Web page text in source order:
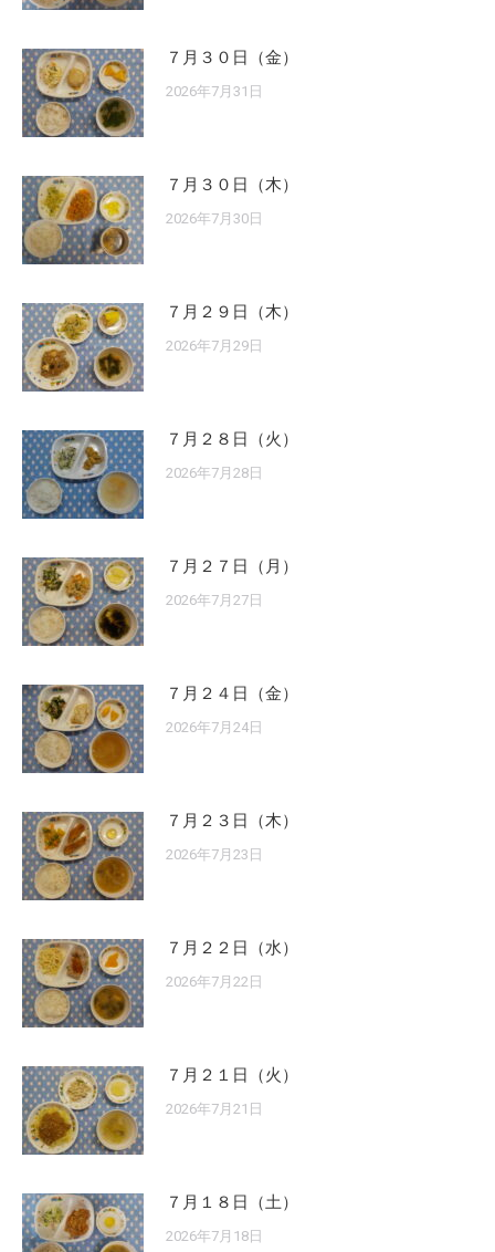
７月３０日（金）
2026年7月31日
７月３０日（木）
2026年7月30日
７月２９日（木）
2026年7月29日
７月２８日（火）
2026年7月28日
７月２７日（月）
2026年7月27日
７月２４日（金）
2026年7月24日
７月２３日（木）
2026年7月23日
７月２２日（水）
2026年7月22日
７月２１日（火）
2026年7月21日
７月１８日（土）
2026年7月18日